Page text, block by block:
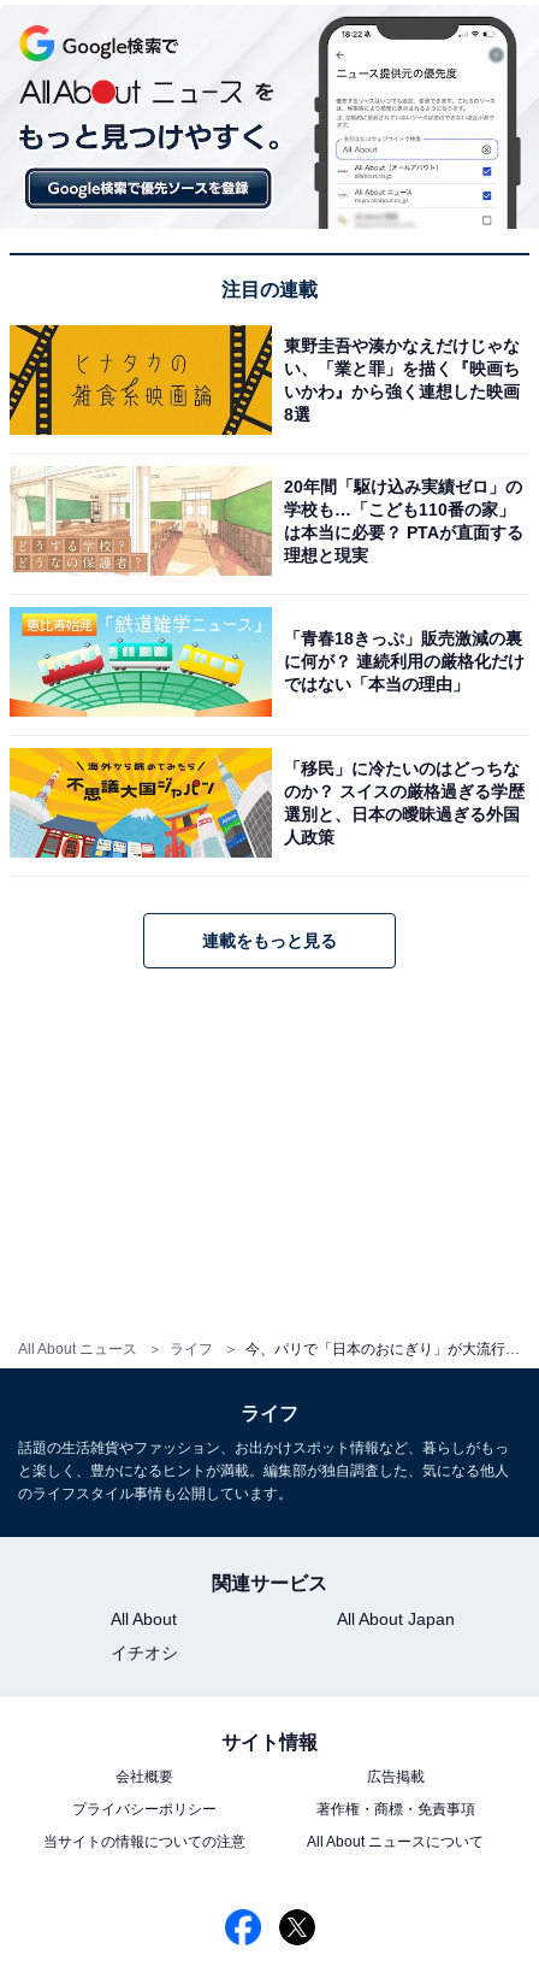
All About ニュース ライフ 今、パリで「日本のおにぎり」が大流行している理由。フランス人が好きなおにぎりの3大特徴は？
注目の連載
東野圭吾や湊かなえだけじゃな
い、「業と罪」を描く『映画ち
いかわ』から強く連想した映画
8選
20年間「駆け込み実績ゼロ」の
学校も…「こども110番の家」
は本当に必要？ PTAが直面する
理想と現実
「青春18きっぷ」販売激減の裏
に何が？ 連続利用の厳格化だけ
ではない「本当の理由」
「移民」に冷たいのはどっちな
のか？ スイスの厳格過ぎる学歴
選別と、日本の曖昧過ぎる外国
人政策
連載をもっと見る
ライフ
話題の生活雑貨やファッション、お出かけスポット情報など、暮らしがもっ
と楽しく、豊かになるヒントが満載。編集部が独自調査した、気になる他人
のライフスタイル事情も公開しています。
関連サービス
All About
All About Japan
イチオシ
サイト情報
会社概要
広告掲載
プライバシーポリシー
著作権・商標・免責事項
当サイトの情報についての注意
All About ニュースについて